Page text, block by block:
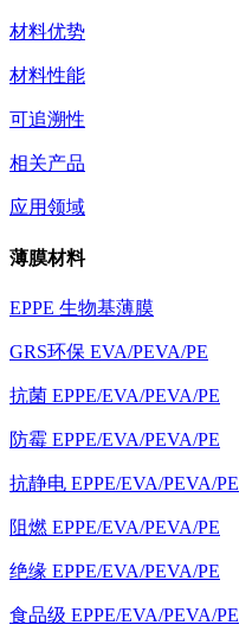
材料优势
材料性能
可追溯性
相关产品
应用领域
薄膜材料
EPPE 生物基薄膜
GRS环保 EVA/PEVA/PE
抗菌 EPPE/EVA/PEVA/PE
防霉 EPPE/EVA/PEVA/PE
抗静电 EPPE/EVA/PEVA/PE
阻燃 EPPE/EVA/PEVA/PE
绝缘 EPPE/EVA/PEVA/PE
食品级 EPPE/EVA/PEVA/PE